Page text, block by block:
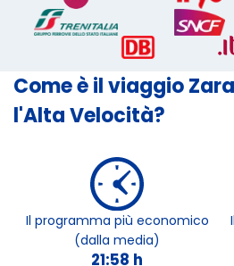
Come è il viaggio
l'Alta Velocità?
Il programma più economico
(dalla media)
21:58 h